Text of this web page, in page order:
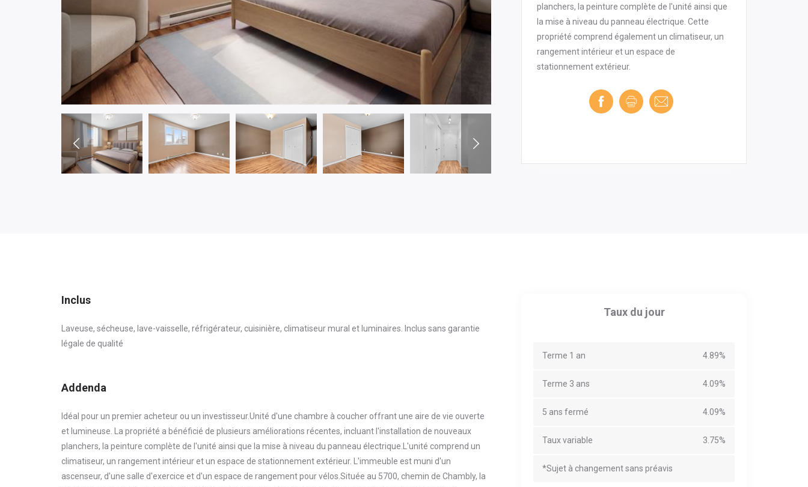
planchers, la peinture complète de l'unité ainsi que
la mise à niveau du panneau électrique. Cette
propriété comprend également un climatiseur, un
rangement intérieur et un espace de
stationnement extérieur.
Inclus
Laveuse, sécheuse, lave-vaisselle, réfrigérateur, cuisinière, climatiseur mural et luminaires. Inclus sans garantie
légale de qualité
Addenda
Idéal pour un premier acheteur ou un investisseur.Unité d'une chambre à coucher offrant une aire de vie ouverte
et lumineuse. La propriété a bénéficié de plusieurs améliorations récentes, incluant l'installation de nouveaux
planchers, la peinture complète de l'unité ainsi que la mise à niveau du panneau électrique.L'unité comprend un
climatiseur, un rangement intérieur et un espace de stationnement extérieur. L'immeuble est muni d'un
ascenseur, d'une salle d'exercice et d'un espace de rangement pour vélos.Située au 5700, chemin de Chambly, la
Taux du jour
Terme 1 an 4.89%
Terme 3 ans 4.09%
5 ans fermé 4.09%
Taux variable 3.75%
*Sujet à changement sans préavis